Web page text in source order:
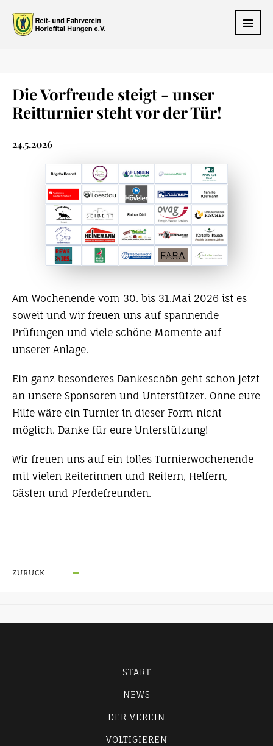
Die Vorfreude steigt - unser
Reitturnier steht vor der Tür!
24.5.2026
Am Wochenende vom 30. bis 31.Mai 2026 ist es
soweit und wir freuen uns auf spannende
Prüfungen und viele schöne Momente auf
unserer Anlage.
Ein ganz besonderes Dankeschön geht schon jetzt
an unsere Sponsoren und Unterstützer. Ohne eure
Hilfe wäre ein Turnier in dieser Form nicht
möglich. Danke für eure Unterstützung!
Wir freuen uns auf ein tolles Turnierwochenende
mit vielen Reiterinnen und Reitern, Helfern,
Gästen und Pferdefreunden.
ZURÜCK
START
NEWS
DER VEREIN
VOLTIGIEREN